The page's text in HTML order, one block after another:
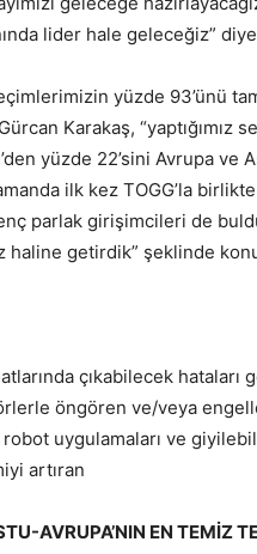
lider hale geleceğiz”
yüzde 93’ünü
Karakaş, “yaptığımız
yüzde 22’sini Avrupa ve
ilk kez TOGG’la
parlak girişimcileri de
haline getirdik” şeklinde
çıkabilecek hataları
öngören ve/veya
uygulamaları ve
artıran
AVRUPA’NIN EN TEMİZ